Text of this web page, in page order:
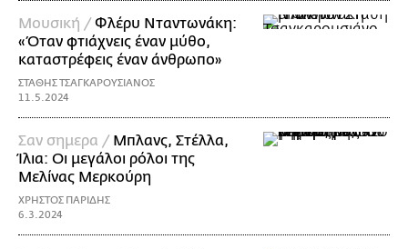
Μουσική /Φλέρυ Νταντωνάκη:
«Όταν φτιάχνεις έναν μύθο,
καταστρέφεις έναν άνθρωπο»
ΣΤΑΘΗΣ ΤΣΑΓΚΑΡΟΥΣΙΑΝΟΣ
11.5.2024
Σαν σημερα / Μπλανς, Στέλλα,
Ίλια: Οι μεγάλοι ρόλοι της
Μελίνας Μερκούρη
ΧΡΗΣΤΟΣ ΠΑΡΙΔΗΣ
6.3.2024